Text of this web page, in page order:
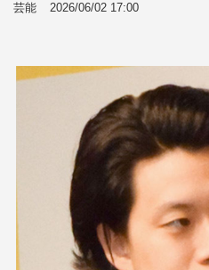
芸能 2026/06/02 17:00